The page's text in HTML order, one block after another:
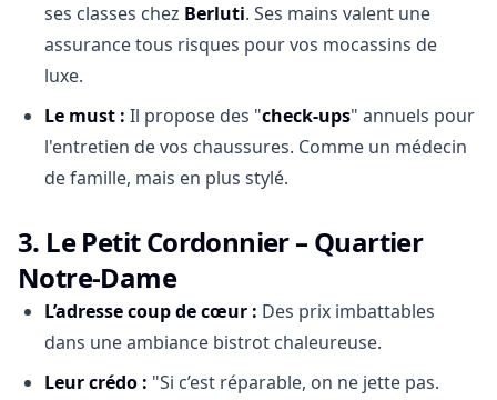
ses classes chez Berluti. Ses mains valent une
assurance tous risques pour vos mocassins de
luxe.
Le must : Il propose des "check-ups" annuels pour
l'entretien de vos chaussures. Comme un médecin
de famille, mais en plus stylé.
3. Le Petit Cordonnier – Quartier
Notre-Dame
L’adresse coup de cœur : Des prix imbattables
dans une ambiance bistrot chaleureuse.
Leur crédo : "Si c’est réparable, on ne jette pas.